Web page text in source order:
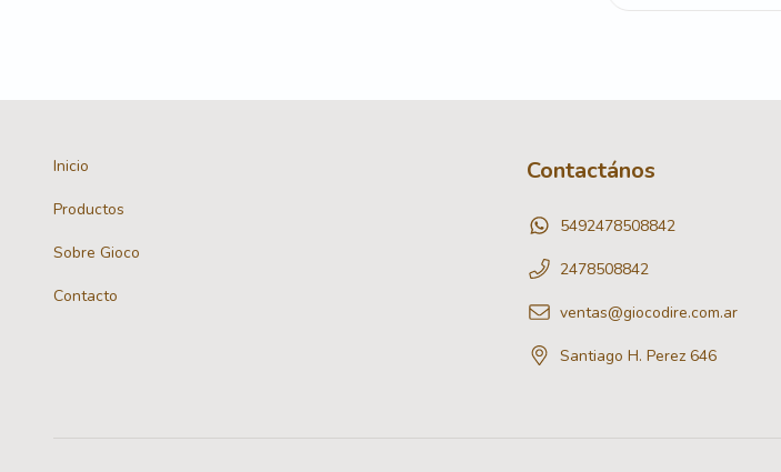
Inicio
Productos
Sobre Gioco
Contacto
Contactános
5492478508842
2478508842
ventas@giocodire.com.ar
Santiago H. Perez 646